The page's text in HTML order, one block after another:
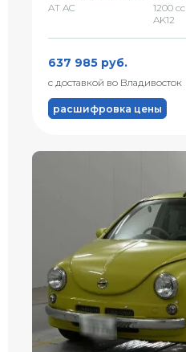
AT AC
1200 сс
AK12
637 985 руб.
с доставкой во Владивосток
расшифровка цены